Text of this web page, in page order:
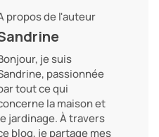
propos de l'auteur
je suis
passionnée
tout ce qui
la maison et
jardinage. À travers
blog, je partage mes